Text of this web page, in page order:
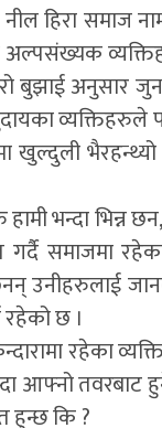
हिरा समाज
अल्पसंख्यक
बुझाई अनुसार
व्यक्तिहरुले
खुल्दुली
भन्दा भिन्न
समाजमा
उनीहरुलाई
छ ।
रहेका
आफ्नो तवरबाट
हुन्छ कि ?